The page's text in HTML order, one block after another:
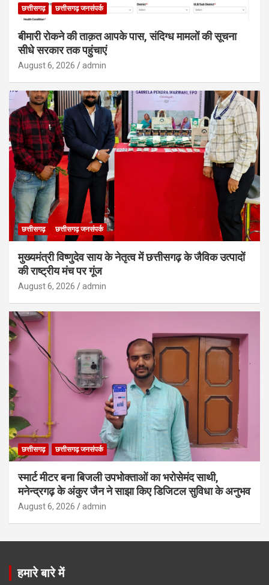
छत्तीसगढ़ छत्तीसगढ़ जनसंपर्क
बीमारी रोकने की ताक़त आपके पास, संदिग्ध मामलों की सूचना
सीधे सरकार तक पहुंचाएं
August 6, 2026 admin
छत्तीसगढ़ छत्तीसगढ़ जनसंपर्क
मुख्यमंत्री विष्णुदेव साय के नेतृत्व में छत्तीसगढ़ के जैविक उत्पादों
की राष्ट्रीय मंच पर गूंज
August 6, 2026 admin
छत्तीसगढ़ छत्तीसगढ़ जनसंपर्क
स्मार्ट मीटर बना बिजली उपभोक्ताओं का भरोसेमंद साथी,
मनेन्द्रगढ़ के अंकुर जैन ने साझा किए डिजिटल सुविधा के अनुभव
August 6, 2026 admin
हमारे बारे में